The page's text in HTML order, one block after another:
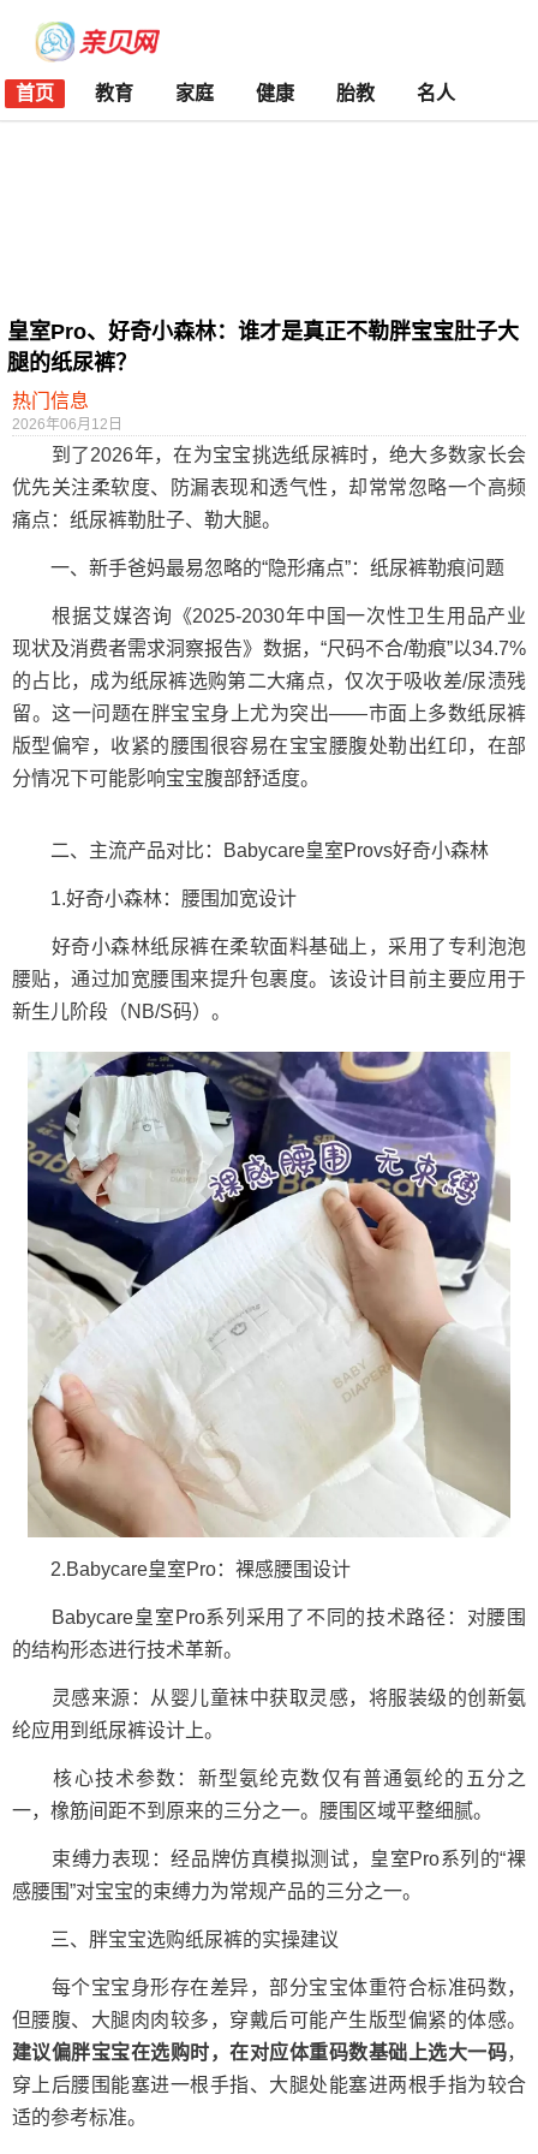
首页 教育 家庭 健康 胎教 名人
皇室Pro、好奇小森林：谁才是真正不勒胖宝宝肚子大
腿的纸尿裤？
热门信息
2026年06月12日
到了2026年，在为宝宝挑选纸尿裤时，绝大多数家长会
优先关注柔软度、防漏表现和透气性，却常常忽略一个高频
痛点：纸尿裤勒肚子、勒大腿。
一、新手爸妈最易忽略的“隐形痛点”：纸尿裤勒痕问题
根据艾媒咨询《2025-2030年中国一次性卫生用品产业
现状及消费者需求洞察报告》数据，“尺码不合/勒痕”以34.7%
的占比，成为纸尿裤选购第二大痛点，仅次于吸收差/尿渍残
留。这一问题在胖宝宝身上尤为突出——市面上多数纸尿裤
版型偏窄，收紧的腰围很容易在宝宝腰腹处勒出红印，在部
分情况下可能影响宝宝腹部舒适度。
二、主流产品对比：Babycare皇室Provs好奇小森林
1.好奇小森林：腰围加宽设计
好奇小森林纸尿裤在柔软面料基础上，采用了专利泡泡
腰贴，通过加宽腰围来提升包裹度。该设计目前主要应用于
新生儿阶段（NB/S码）。
2.Babycare皇室Pro：裸感腰围设计
Babycare皇室Pro系列采用了不同的技术路径：对腰围
的结构形态进行技术革新。
灵感来源：从婴儿童袜中获取灵感，将服装级的创新氨
纶应用到纸尿裤设计上。
核心技术参数：新型氨纶克数仅有普通氨纶的五分之
一，橡筋间距不到原来的三分之一。腰围区域平整细腻。
束缚力表现：经品牌仿真模拟测试，皇室Pro系列的“裸
感腰围”对宝宝的束缚力为常规产品的三分之一。
三、胖宝宝选购纸尿裤的实操建议
每个宝宝身形存在差异，部分宝宝体重符合标准码数，
但腰腹、大腿肉肉较多，穿戴后可能产生版型偏紧的体感。
建议偏胖宝宝在选购时，在对应体重码数基础上选大一码，
穿上后腰围能塞进一根手指、大腿处能塞进两根手指为较合
适的参考标准。